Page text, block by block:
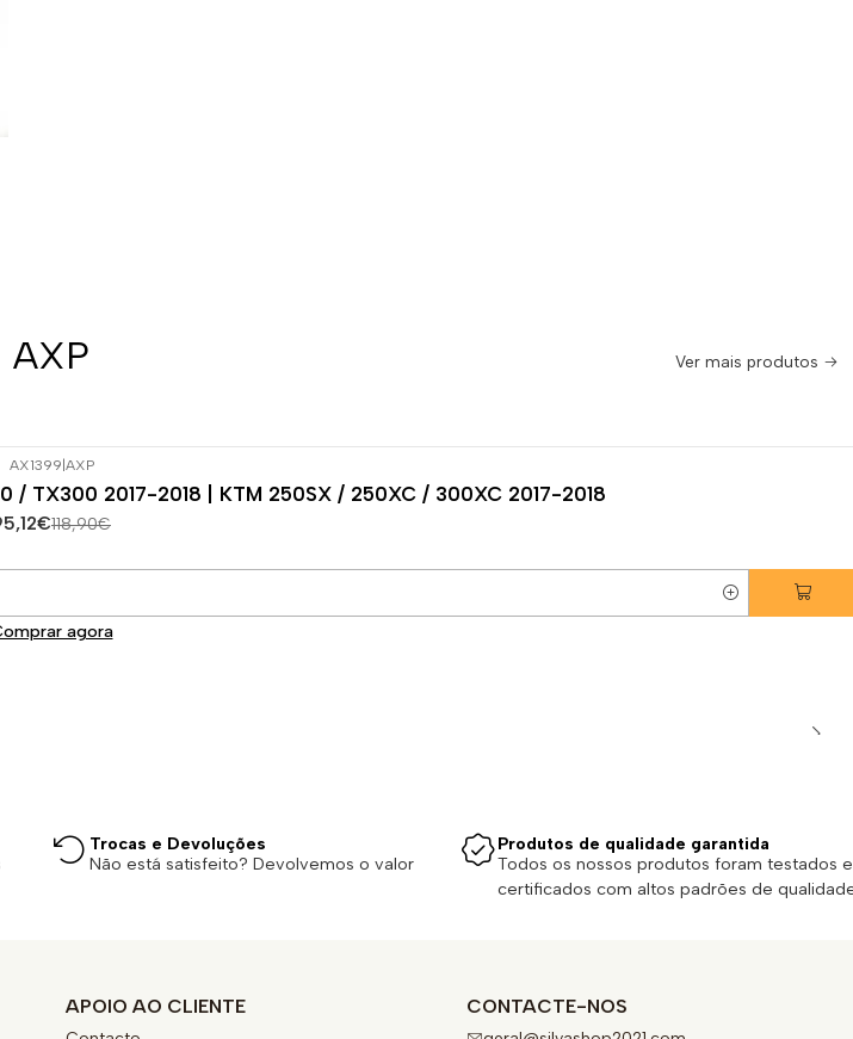
AXP Ver mais produtos
AX1399 AXP
/ TX300 2017-2018 | KTM 250SX / 250XC / 300XC 2017-2018
118,90€
agora
Trocas e Devoluções
Não está satisfeito? Devolvemos o valor
Produtos de qualidade garantida
Todos os nossos produtos foram testados e
certificados com altos padrões de
APOIO AO CLIENTE CONTACTE-NOS